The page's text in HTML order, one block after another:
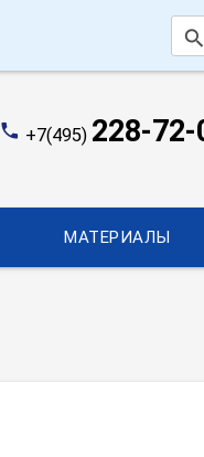
phone +7(495) 228-72-
МАТЕРИАЛЫ